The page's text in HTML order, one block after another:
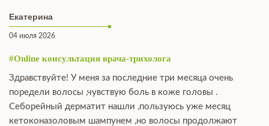
Екатерина
04 июля 2026
#Online консультация врача-трихолога
Здравствуйте! У меня за последние три месяца очень
поредели волосы ,чувствую боль в коже головы .
Себорейный дерматит нашли ,пользуюсь уже месяц
кетоконазоловым шампунем ,но волосы продолжают